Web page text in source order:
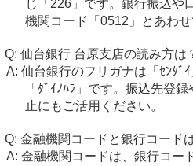
じ「226」です。銀行振込や
機関コード「0512」とあわせ
仙台銀行 台原支店の読み方は
仙台銀行のフリガナは「ｾﾝﾀﾞ
「ﾀﾞｲﾉﾊﾗ」です。振込先登
止にもご活用ください。
金融機関コードと銀行コード
金融機関コードは、銀行コー